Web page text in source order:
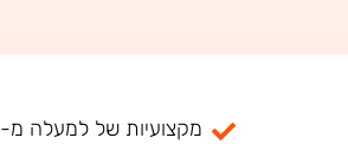
מקצועיות של למעלה מ- 15 שנה.